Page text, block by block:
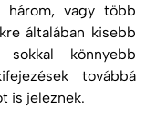
három, vagy több
általában kisebb
sokkal könnyebb
továbbá
is jeleznek.